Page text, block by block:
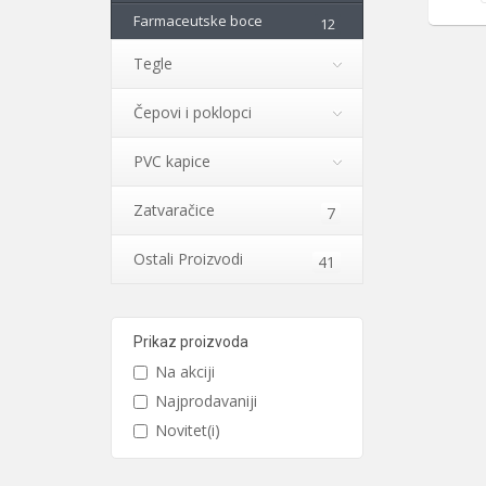
Farmaceutske boce 12
Tegle
Čepovi i poklopci
PVC kapice
Zatvaračice 7
Ostali Proizvodi 41
Prikaz proizvoda
Na akciji
Najprodavaniji
Novitet(i)